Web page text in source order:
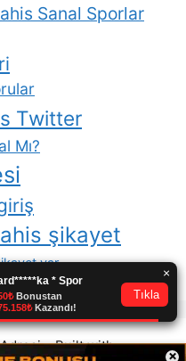
×
Sanal Sporlar
Twitter
Mı?
şikayet
var
• Built with